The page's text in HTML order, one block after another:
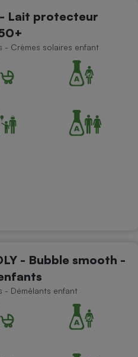
- Lait protecteur
- Crèmes solaires enfant
- Bubble smooth -
- Démêlants enfant